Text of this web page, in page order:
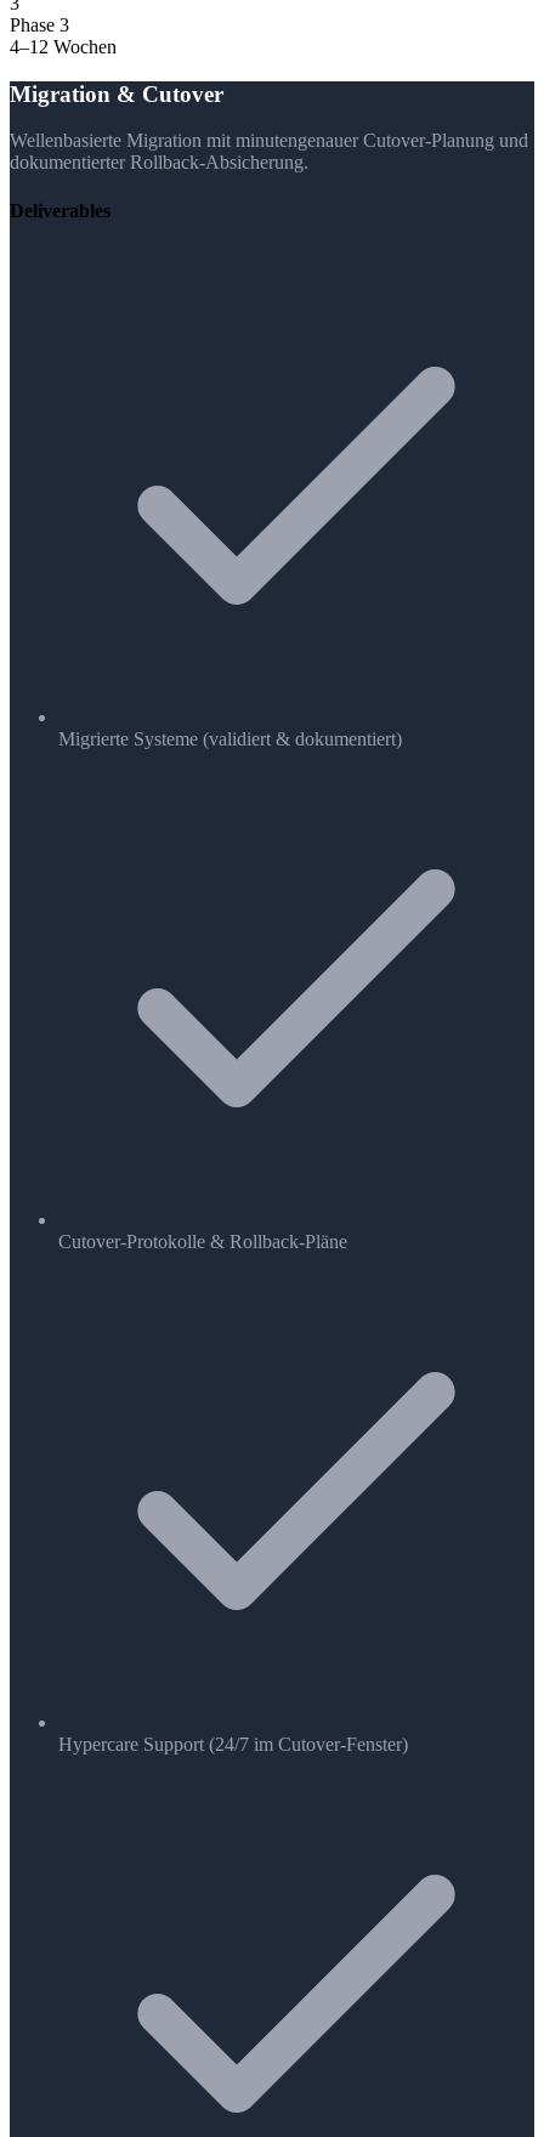
Phase 3
4–12 Wochen
Migration & Cutover
Wellenbasierte Migration mit minutengenauer Cutover-Planung und
dokumentierter Rollback-Absicherung.
Deliverables
Migrierte Systeme (validiert & dokumentiert)
Cutover-Protokolle & Rollback-Pläne
Hypercare Support (24/7 im Cutover-Fenster)